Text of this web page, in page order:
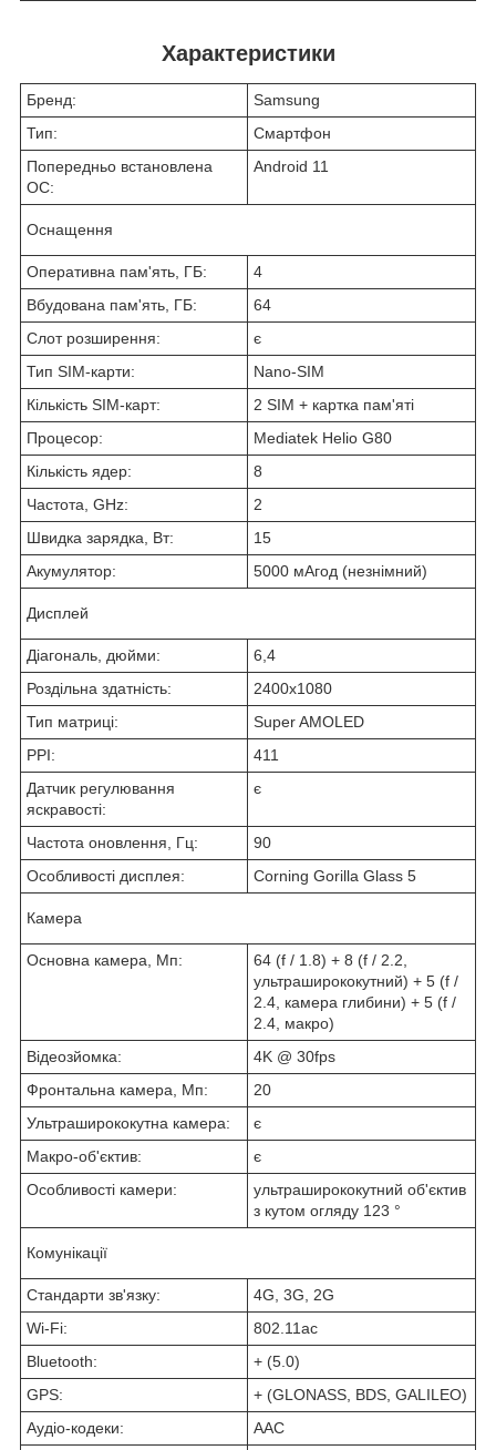
Характеристики
Бренд:
Samsung
Тип:
Смартфон
Попередньо встановлена
ОС:
Android 11
Оснащення
Оперативна пам'ять, ГБ:
4
Вбудована пам'ять, ГБ:
64
Слот розширення:
є
Тип SIM-карти:
Nano-SIM
Кількість SIM-карт:
2 SIM + картка пам'яті
Процесор:
Mediatek Helio G80
Кількість ядер:
8
Частота, GHz:
2
Швидка зарядка, Вт:
15
Акумулятор:
5000 мАгод (незнімний)
Дисплей
Діагональ, дюйми:
6,4
Роздільна здатність:
2400x1080
Тип матриці:
Super AMOLED
PPI:
411
Датчик регулювання
яскравості:
є
Частота оновлення, Гц:
90
Особливості дисплея:
Corning Gorilla Glass 5
Камера
Основна камера, Мп:
64 (f / 1.8) + 8 (f / 2.2,
ультраширококутний) + 5 (f /
2.4, камера глибини) + 5 (f /
2.4, макро)
Відеозйомка:
4K @ 30fps
Фронтальна камера, Мп:
20
Ультраширококутна камера:
є
Макро-об'єктив:
є
Особливості камери:
ультраширококутний об'єктив
з кутом огляду 123 °
Комунікації
Стандарти зв'язку:
4G, 3G, 2G
Wi-Fi:
802.11ac
Bluetooth:
+ (5.0)
GPS:
+ (GLONASS, BDS, GALILEO)
Аудіо-кодеки:
AAC